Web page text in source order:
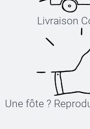
Livraison
Une fôte ?